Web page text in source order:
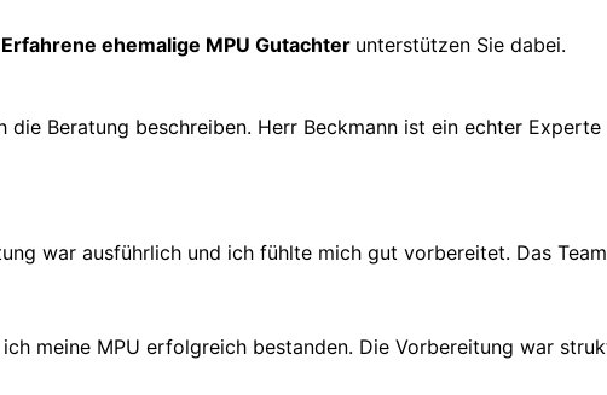
Erfahrene ehemalige MPU Gutachter unterstützen Sie dabei.
Beratung beschreiben. Herr Beckmann ist ein echter
war ausführlich und ich fühlte mich gut vorbereitet. Das
meine MPU erfolgreich bestanden. Die Vorbereitung war